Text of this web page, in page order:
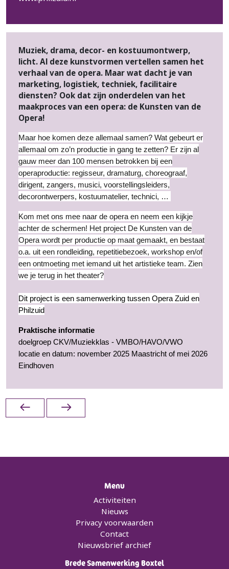
Muziek, drama, decor- en kostuumontwerp,
licht. Al deze kunstvormen vertellen samen het
verhaal van de opera. Maar wat dacht je van
marketing, logistiek, techniek, facilitaire
diensten? Ook dat zijn onderdelen van het
maakproces van een opera: de Kunsten van de
Opera!
Maar hoe komen deze allemaal samen? Wat gebeurt er
allemaal om zo’n productie in gang te zetten? Er zijn al
gauw meer dan 100 mensen betrokken bij een
operaproductie: regisseur, dramaturg, choreograaf,
dirigent, zangers, musici, voorstellingsleiders,
decorontwerpers, kostuumatelier, technici, …
Kom met ons mee naar de opera en neem een kijkje
achter de schermen! Het project De Kunsten van de
Opera wordt per productie op maat gemaakt, en bestaat
o.a. uit een rondleiding, repetitiebezoek, workshop en/of
een ontmoeting met iemand uit het artistieke team. Zien
we je terug in het theater?
Dit project is een samenwerking tussen Opera Zuid en
Philzuid
Praktische informatie
doelgroep CKV/Muziekklas - VMBO/HAVO/VWO
locatie en datum: november 2025 Maastricht of mei 2026
Eindhoven
Menu
Activiteiten
Nieuws
Privacy voorwaarden
Contact
Nieuwsbrief archief
Brede Samenwerking Boxtel